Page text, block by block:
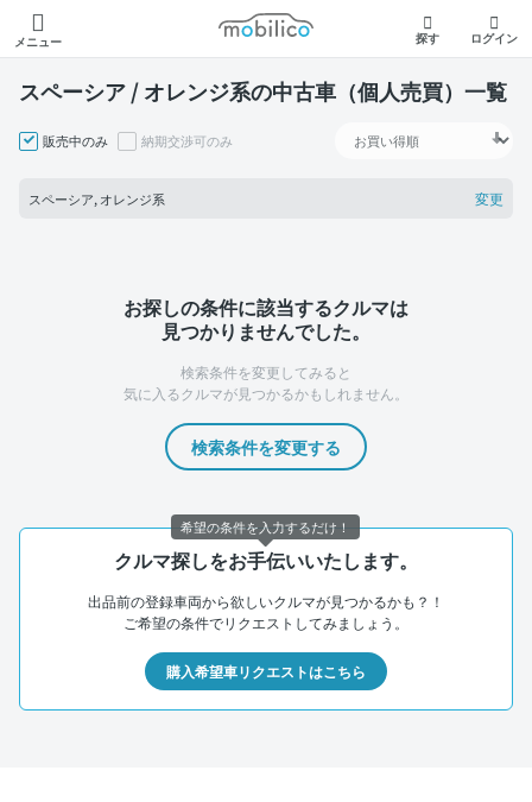
メニュー
モビリコ
探す ログイン
スペーシア / オレンジ系の中古車（個人売買）一覧
販売中のみ 納期交渉可のみ
スペーシア, オレンジ系 変更
お探しの条件に該当するクルマは
見つかりませんでした。
検索条件を変更してみると
気に入るクルマが見つかるかもしれません。
検索条件を変更する
クルマ探しをお手伝いいたします。
出品前の登録車両から欲しいクルマが見つかるかも？！
ご希望の条件でリクエストしてみましょう。
購入希望車リクエストはこちら
希望の条件を入力するだけ！